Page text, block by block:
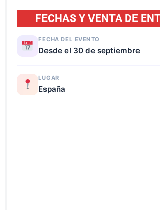
FECHAS Y VENTA DE
FECHA DEL EVENTO
Desde el 30 de septiembre
LUGAR
España